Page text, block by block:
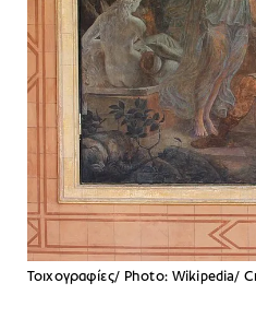
Τοιχογραφίες/ Photo: Wikipedia/